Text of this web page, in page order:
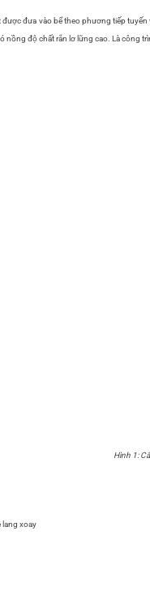
đưa vào bể theo phương tiếp
độ chất rắn lơ lững cao. Là công
Hình 1: